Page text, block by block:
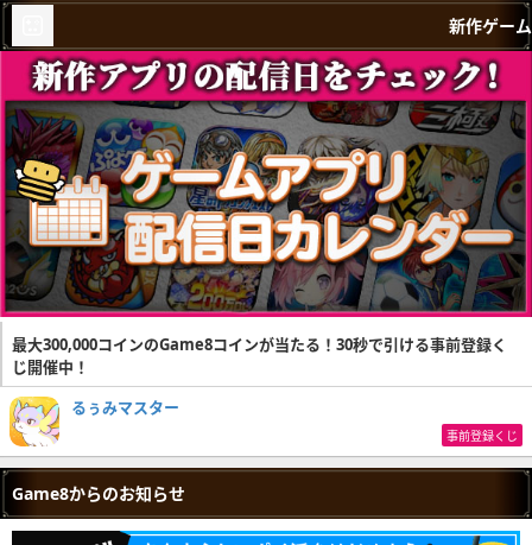
新作ゲーム
最大300,000コインのGame8コインが当たる！30秒で引ける事前登録く
じ開催中！
るぅみマスター
事前登録くじ
Game8からのお知らせ